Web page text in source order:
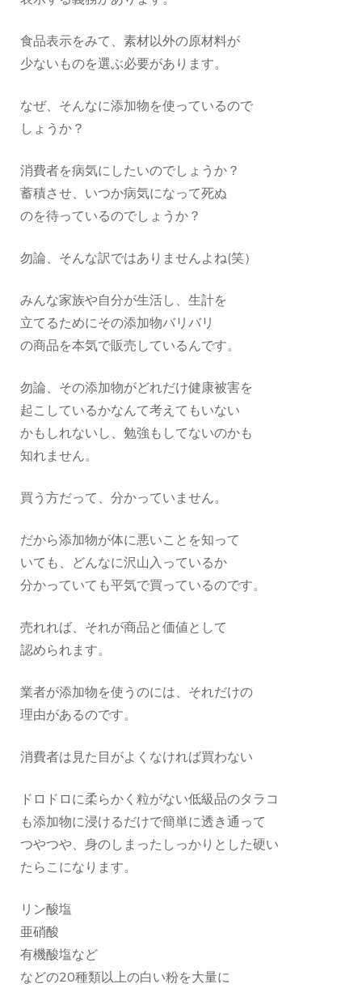
食品表示をみて、素材以外の原材料が
少ないものを選ぶ必要があります。
なぜ、そんなに添加物を使っているので
しょうか？
消費者を病気にしたいのでしょうか？
蓄積させ、いつか病気になって死ぬ
のを待っているのでしょうか？
勿論、そんな訳ではありませんよね(笑）
みんな家族や自分が生活し、生計を
立てるためにその添加物バリバリ
の商品を本気で販売しているんです。
勿論、その添加物がどれだけ健康被害を
起こしているかなんて考えてもいない
かもしれないし、勉強もしてないのかも
知れません。
買う方だって、分かっていません。
だから添加物が体に悪いことを知って
いても、どんなに沢山入っているか
分かっていても平気で買っているのです。
売れれば、それが商品と価値として
認められます。
業者が添加物を使うのには、それだけの
理由があるのです。
消費者は見た目がよくなければ買わない
ドロドロに柔らかく粒がない低級品のタラコ
も添加物に浸けるだけで簡単に透き通って
つやつや、身のしまったしっかりとした硬い
たらこになります。
リン酸塩
亜硝酸
有機酸塩など
などの20種類以上の白い粉を大量に